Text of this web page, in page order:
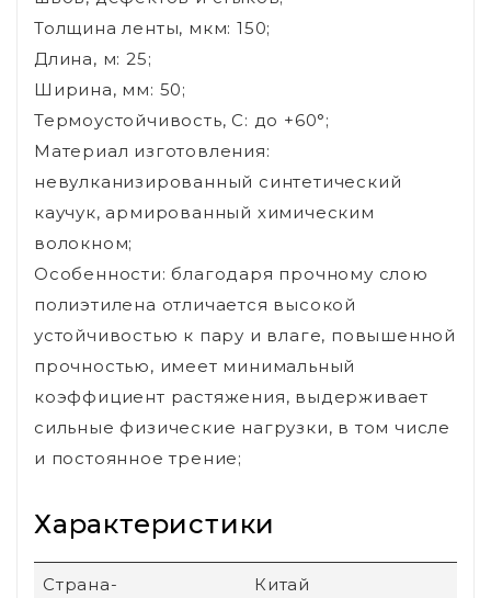
Толщина ленты, мкм: 150;
Длина, м: 25;
Ширина, мм: 50;
Термоустойчивость, С: до +60°;
Материал изготовления:
невулканизированный cинтетический
каучук, армированный химическим
волокном;
Особенности: благодаря прочному слою
полиэтилена отличается высокой
устойчивостью к пару и влаге, повышенной
прочностью, имеет минимальный
коэффициент растяжения, выдерживает
сильные физические нагрузки, в том числе
и постоянное трение;
Характеристики
Страна-
Китай